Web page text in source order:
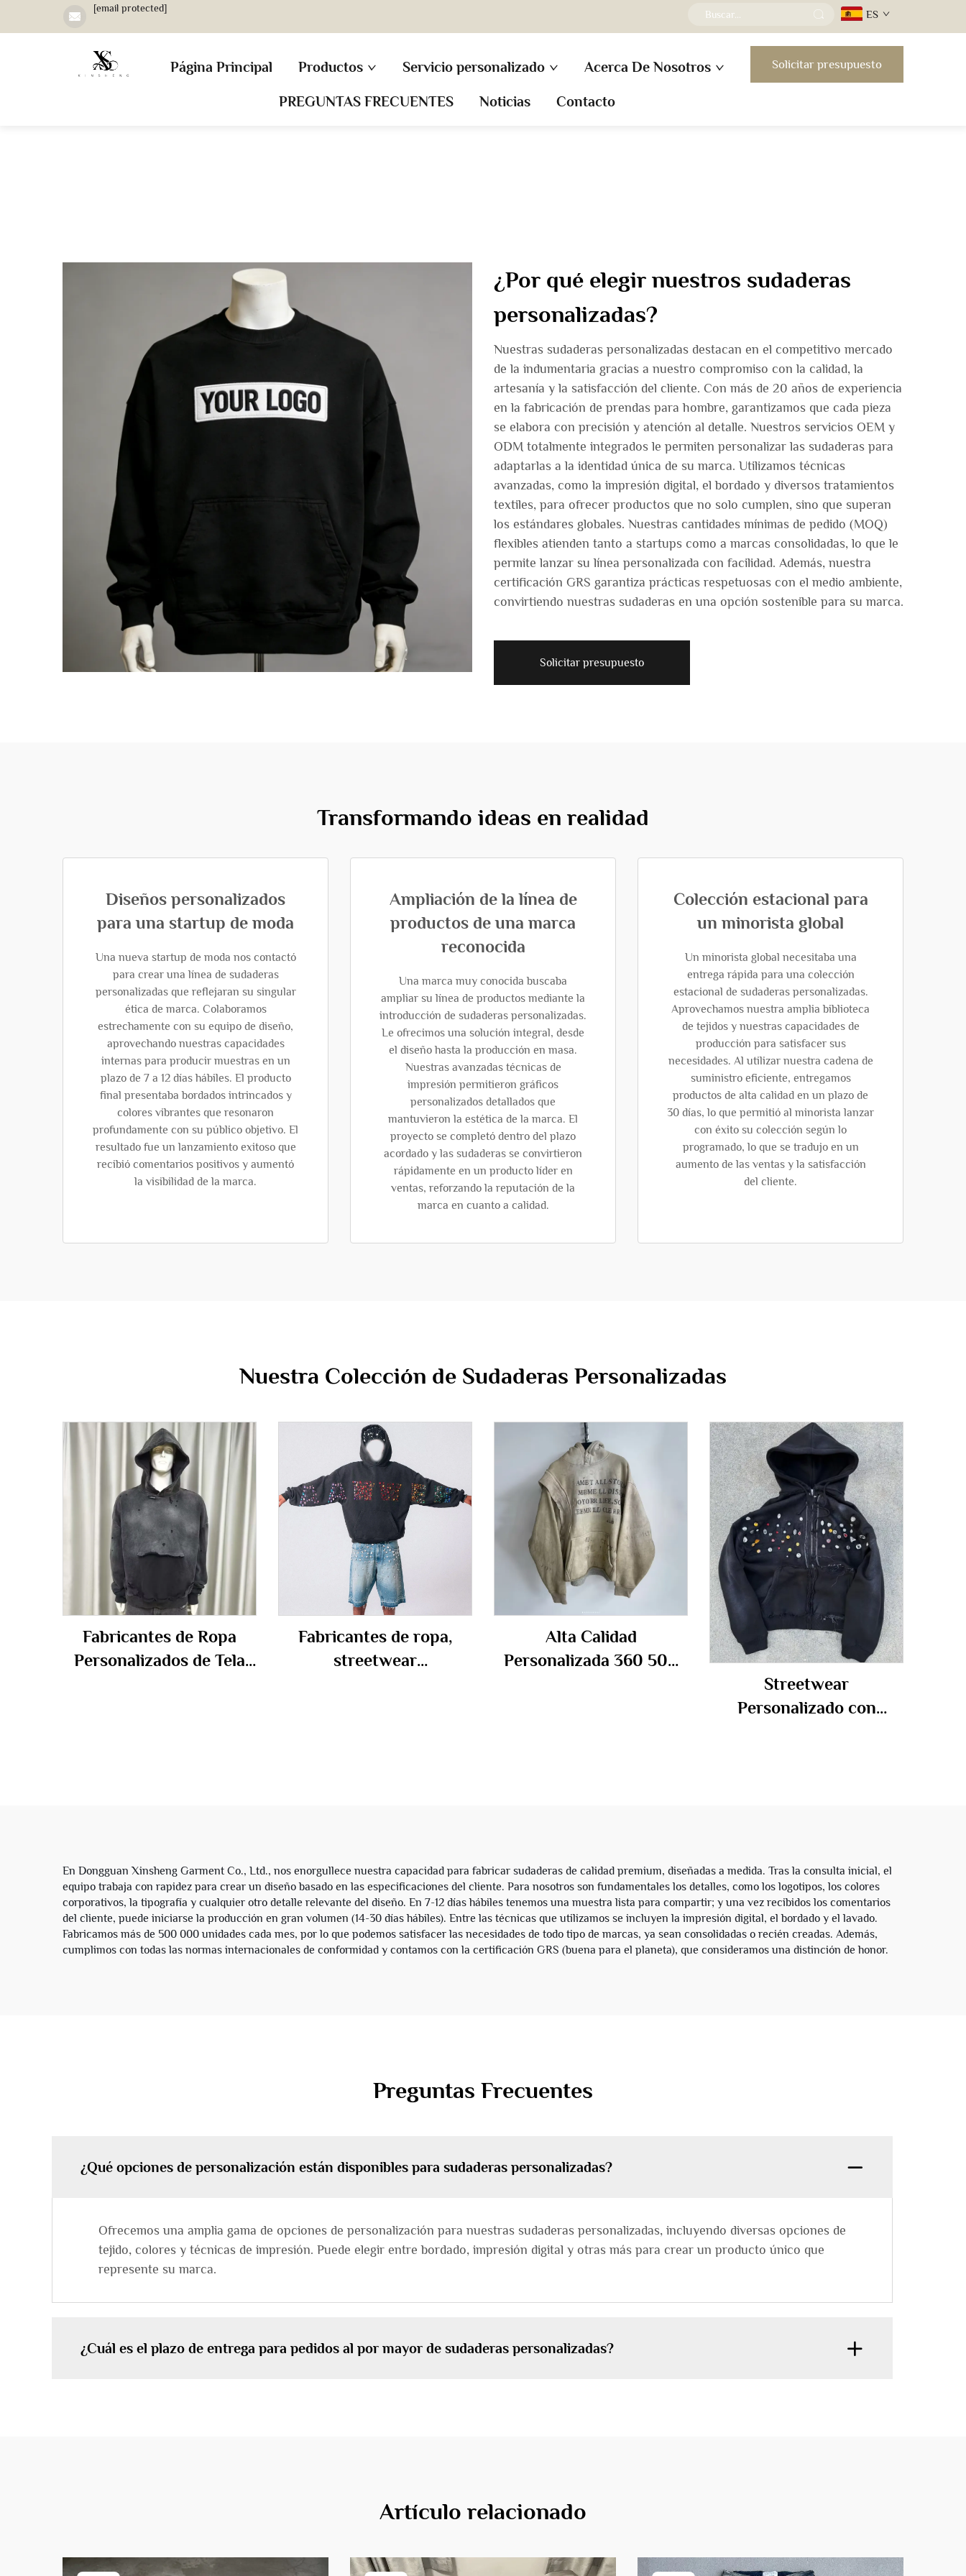
[email protected] ES
Página Principal Productos Servicio personalizado Acerca De Nosotros
PREGUNTAS FRECUENTES Noticias Contacto
Solicitar presupuesto
¿Por qué elegir nuestros sudaderas
personalizadas?
Nuestras sudaderas personalizadas destacan en el competitivo mercado
de la indumentaria gracias a nuestro compromiso con la calidad, la
artesanía y la satisfacción del cliente. Con más de 20 años de experiencia
en la fabricación de prendas para hombre, garantizamos que cada pieza
se elabora con precisión y atención al detalle. Nuestros servicios OEM y
ODM totalmente integrados le permiten personalizar las sudaderas para
adaptarlas a la identidad única de su marca. Utilizamos técnicas
avanzadas, como la impresión digital, el bordado y diversos tratamientos
textiles, para ofrecer productos que no solo cumplen, sino que superan
los estándares globales. Nuestras cantidades mínimas de pedido (MOQ)
flexibles atienden tanto a startups como a marcas consolidadas, lo que le
permite lanzar su línea personalizada con facilidad. Además, nuestra
certificación GRS garantiza prácticas respetuosas con el medio ambiente,
convirtiendo nuestras sudaderas en una opción sostenible para su marca.
Solicitar presupuesto
Transformando ideas en realidad
Diseños personalizados
para una startup de moda
Una nueva startup de moda nos contactó
para crear una línea de sudaderas
personalizadas que reflejaran su singular
ética de marca. Colaboramos
estrechamente con su equipo de diseño,
aprovechando nuestras capacidades
internas para producir muestras en un
plazo de 7 a 12 días hábiles. El producto
final presentaba bordados intrincados y
colores vibrantes que resonaron
profundamente con su público objetivo. El
resultado fue un lanzamiento exitoso que
recibió comentarios positivos y aumentó
la visibilidad de la marca.
Ampliación de la línea de
productos de una marca
reconocida
Una marca muy conocida buscaba
ampliar su línea de productos mediante la
introducción de sudaderas personalizadas.
Le ofrecimos una solución integral, desde
el diseño hasta la producción en masa.
Nuestras avanzadas técnicas de
impresión permitieron gráficos
personalizados detallados que
mantuvieron la estética de la marca. El
proyecto se completó dentro del plazo
acordado y las sudaderas se convirtieron
rápidamente en un producto líder en
ventas, reforzando la reputación de la
marca en cuanto a calidad.
Colección estacional para
un minorista global
Un minorista global necesitaba una
entrega rápida para una colección
estacional de sudaderas personalizadas.
Aprovechamos nuestra amplia biblioteca
de tejidos y nuestras capacidades de
producción para satisfacer sus
necesidades. Al utilizar nuestra cadena de
suministro eficiente, entregamos
productos de alta calidad en un plazo de
30 días, lo que permitió al minorista lanzar
con éxito su colección según lo
programado, lo que se tradujo en un
aumento de las ventas y la satisfacción
del cliente.
Nuestra Colección de Sudaderas Personalizadas
Fabricantes de Ropa
Personalizados de Tela
Fabricantes de ropa,
streetwear
Alta Calidad
Personalizada 360 500
Streetwear
Personalizado con
Desgastadas para
Hombres
En Dongguan Xinsheng Garment Co., Ltd., nos enorgullece nuestra capacidad para fabricar sudaderas de calidad premium, diseñadas a medida. Tras la consulta inicial, el
equipo trabaja con rapidez para crear un diseño basado en las especificaciones del cliente. Para nosotros son fundamentales los detalles, como los logotipos, los colores
corporativos, la tipografía y cualquier otro detalle relevante del diseño. En 7-12 días hábiles tenemos una muestra lista para compartir; y una vez recibidos los comentarios
del cliente, puede iniciarse la producción en gran volumen (14-30 días hábiles). Entre las técnicas que utilizamos se incluyen la impresión digital, el bordado y el lavado.
Fabricamos más de 500 000 unidades cada mes, por lo que podemos satisfacer las necesidades de todo tipo de marcas, ya sean consolidadas o recién creadas. Además,
cumplimos con todas las normas internacionales de conformidad y contamos con la certificación GRS (buena para el planeta), que consideramos una distinción de honor.
Preguntas Frecuentes
¿Qué opciones de personalización están disponibles para sudaderas personalizadas?
Ofrecemos una amplia gama de opciones de personalización para nuestras sudaderas personalizadas, incluyendo diversas opciones de
tejido, colores y técnicas de impresión. Puede elegir entre bordado, impresión digital y otras más para crear un producto único que
represente su marca.
¿Cuál es el plazo de entrega para pedidos al por mayor de sudaderas personalizadas?
Artículo relacionado